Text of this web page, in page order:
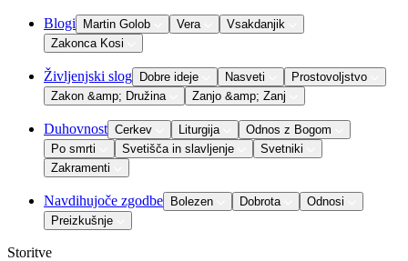
Blogi Martin Golob Vera
Vsakdanjik
Zakonca Kosi
Življenjski slog Dobre ideje Nasveti
Prostovoljstvo
Zakon &amp; Družina
Zanjo &amp; Zanj
Duhovnost Cerkev Liturgija
Odnos z Bogom
Po smrti
Svetišča in slavljenje
Svetniki
Zakramenti
Navdihujoče zgodbe Bolezen Dobrota
Odnosi
Preizkušnje
Storitve